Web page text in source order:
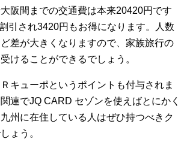
阪間までの交通費は本来20420円です
引され3420円もお得になります。人数
差が大きくなりますので、家族旅行の
けることができるでしょう。
キューポというポイントも付与されま
連でJQ CARD セゾンを使えばとにかく
州に在住している人はぜひ持つべきク
ょう。